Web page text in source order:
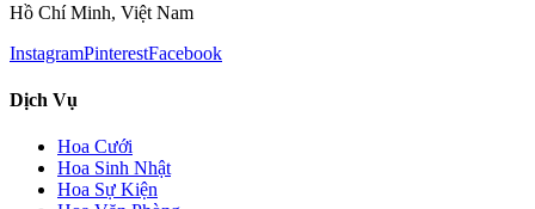
Hồ Chí Minh, Việt Nam
InstagramPinterestFacebook
Dịch Vụ
Hoa Cưới
Hoa Sinh Nhật
Hoa Sự Kiện